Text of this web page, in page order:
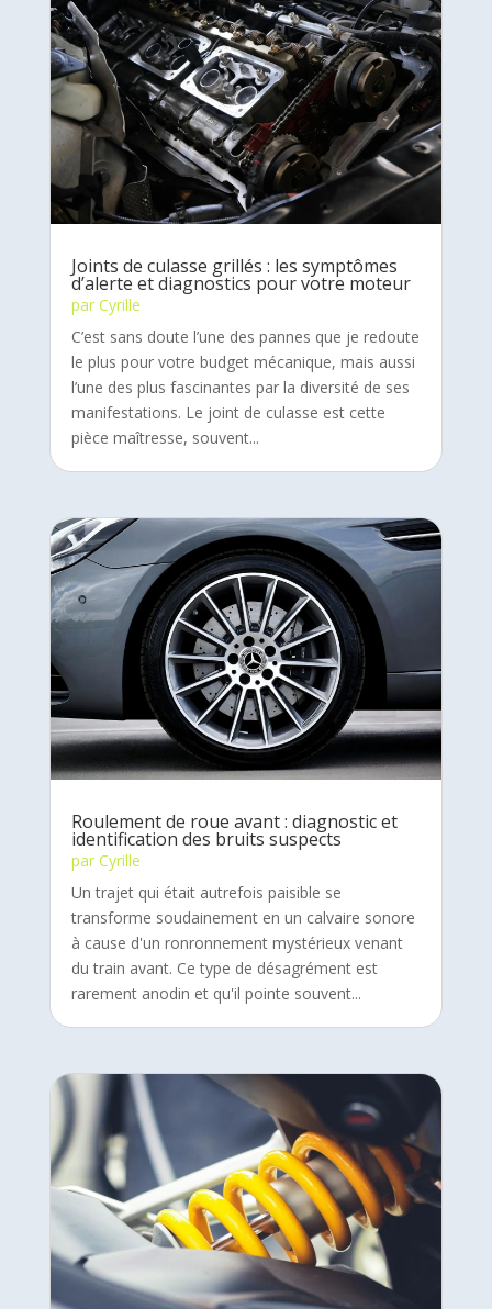
Joints de culasse grillés : les symptômes
d’alerte et diagnostics pour votre moteur
par Cyrille
C’est sans doute l’une des pannes que je redoute
le plus pour votre budget mécanique, mais aussi
l’une des plus fascinantes par la diversité de ses
manifestations. Le joint de culasse est cette
pièce maîtresse, souvent...
Roulement de roue avant : diagnostic et
identification des bruits suspects
par Cyrille
Un trajet qui était autrefois paisible se
transforme soudainement en un calvaire sonore
à cause d'un ronronnement mystérieux venant
du train avant. Ce type de désagrément est
rarement anodin et qu'il pointe souvent...